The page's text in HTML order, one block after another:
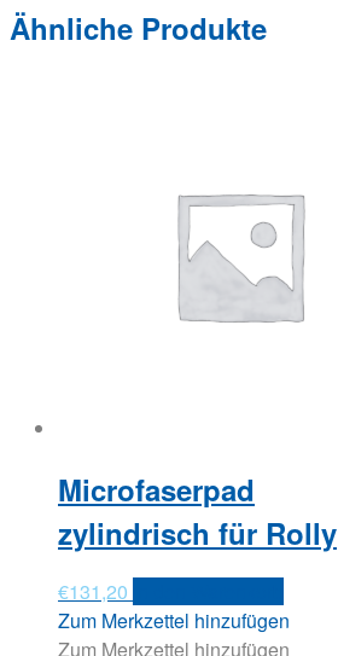
Ähnliche Produkte
Microfaserpad
zylindrisch für Rolly
€131,20
Zum Merkzettel hinzufügen
Zum Merkzettel hinzufügen